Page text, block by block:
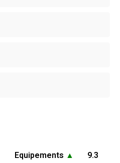
Equipements ▲ 9.3